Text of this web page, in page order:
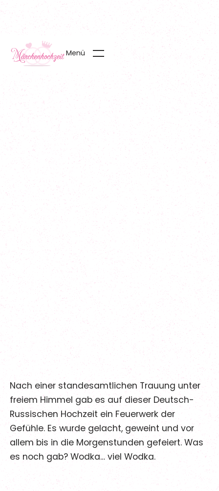
Menü
Start
02 Team
03 Service & Preise
04 Referenzen
05 Blog
FAQ
07 Kontakt
Folge uns für mehr über uns und
tägliche Inspirationen
@maerchenhochzeitberlin
@maerchenhochzeitberlin
/maerchenhochzeitberlin
Jenny & Witali
Hochzeitsdatum: 04 06 2019
Nach einer standesamtlichen Trauung unter
freiem Himmel gab es auf dieser Deutsch-
Russischen Hochzeit ein Feuerwerk der
Gefühle. Es wurde gelacht, geweint und vor
allem bis in die Morgenstunden gefeiert. Was
es noch gab? Wodka… viel Wodka.